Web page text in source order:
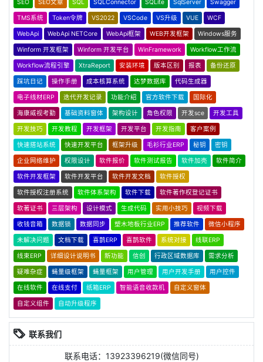
SEO SEO文章 SQL SQLConnector SQLite SqlServer Swagger
TMS系统 Token令牌 VS2022 VSCode VS升级 VUE WCF
WebApi WebApi NETCore WebApi框架 WEB开发框架 Windows服务
Winform 开发框架 Winform 开发平台 WinFramework Workflow工作流
Workflow流程引擎 XtraReport 安装环境 版本区别 报表 备份还原
踩坑日记 操作手册 成本核算系统 达梦数据库 代码生成器
电子线材ERP 迭代开发记录 功能介绍 官方软件下载 国际化
海康威视考勤 基础资料窗体 架构设计 角色权限 开发sce 开发工具
开发技巧 开发教程 开发框架 开发平台 开发指南 客户案例
快速搭站系统 快速开发平台 框架升级 毛衫行业ERP 秘钥 密钥
企业网络维护 权限设计 软件报价 软件测试报告 软件加壳 软件简介
软件开发框架 软件开发平台 软件开发文档 软件授权
软件授权注册系统 软件体系架构 软件下载 软件著作权登记证书
软著证书 三层架构 设计模式 生成代码 实用小技巧 视频下载
收钱音箱 数据锁 数据同步 塑木地板行业ERP 推荐软件 微信小程序
未解决问题 文档下载 喜鹊ERP 喜鹊软件 系统对接 线联ERP
线束ERP 详细设计说明书 新功能 信创 行政区域数据库 需求分析
疑难杂症 蝇量级框架 蝇量框架 用户管理 用户开发手册 用户控件
在线软件 在线支付 纸箱ERP 智能语音收款机 自定义窗体
自定义组件 自动升级程序
联系我们
联系电话：13923396219(微信同号)